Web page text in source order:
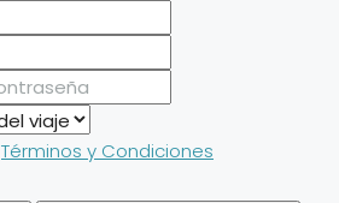
Términos y Condiciones